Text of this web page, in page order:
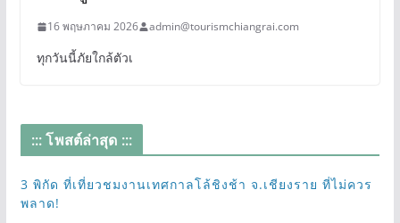
16 พฤษภาคม 2026 admin@tourismchiangrai.com
ทุกวันนี้ภัยใกล้ตัวเ
::: โพสต์ล่าสุด :::
3 พิกัด ที่เที่ยวชมงานเทศกาลโล้ชิงช้า จ.เชียงราย ที่ไม่ควร
พลาด!